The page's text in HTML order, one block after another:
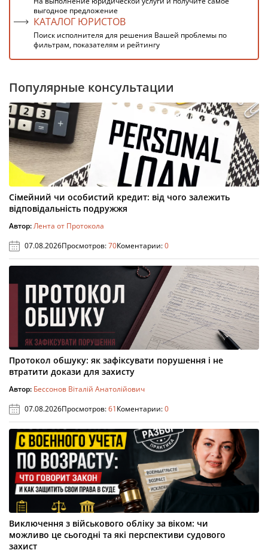
выгодное предложение
КАТАЛОГ ЮРИСТОВ
Поиск исполнителя для решения Вашей проблемы по
фильтрам, показателям и рейтингу
Популярные консультации
Сімейний чи особистий кредит: від чого залежить
відповідальність подружжя
Автор:Лента от Протокола
07.08.2026Просмотров:70Коментарии:0
Протокол обшуку: як зафіксувати порушення і не
втратити докази для захисту
Автор: Бессонов Віталій Анатолійович
07.08.2026Просмотров:61Коментарии:0
Виключення з військового обліку за віком: чи
можливо це сьогодні та які перспективи судового
захист